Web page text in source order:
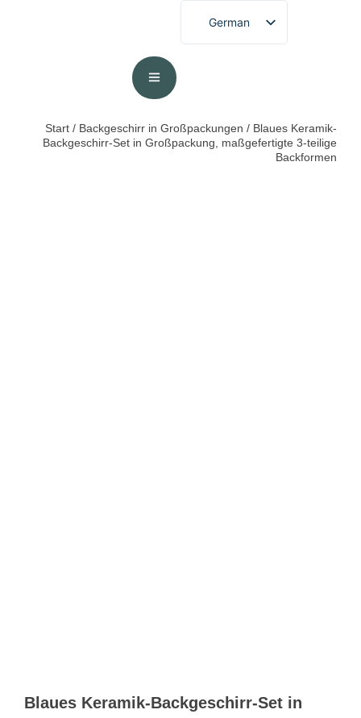
German
English
Portuguese
Start / Backgeschirr in Großpackungen / Blaues Keramik-
Backgeschirr-Set​ in Großpackung, maßgefertigte 3-teilige
Backformen
Blaues Keramik-Backgeschirr-Set in